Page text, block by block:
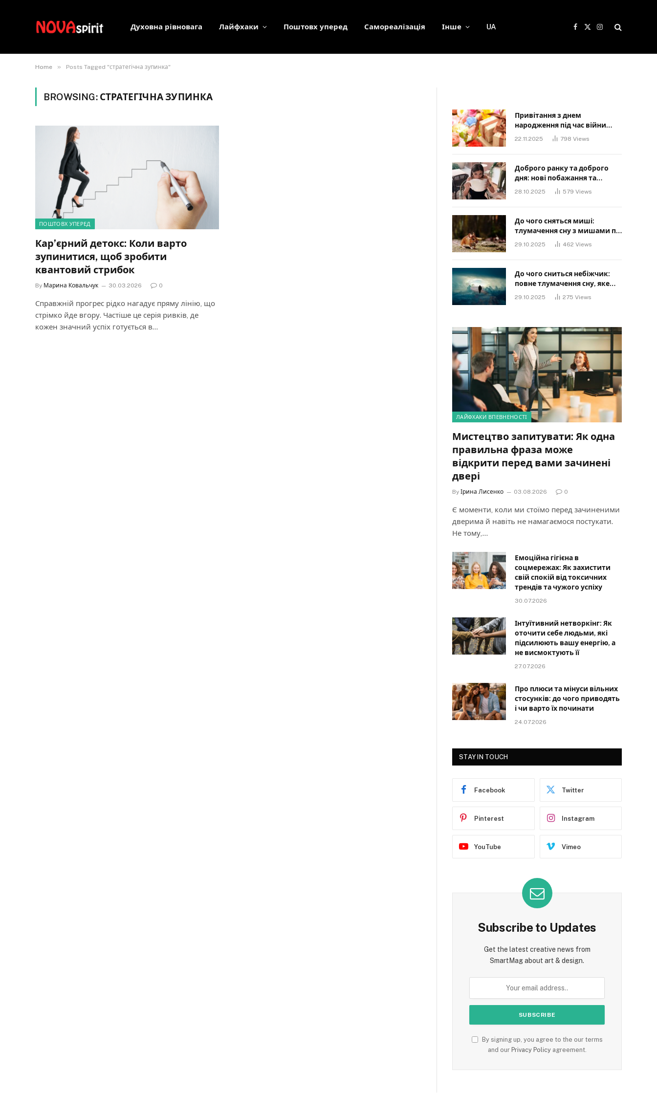
Духовна рівновага Лайфхаки Поштовх уперед Самореалізація Інше UA
Facebook
X
Instagram
Home » Posts Tagged "стратегічна зупинка"
BROWSING: СТРАТЕГІЧНА ЗУПИНКА
ПОШТОВХ УПЕРЕД
Кар’єрний детокс: Коли варто
зупинитися, щоб зробити
квантовий стрибок
By Марина Ковальчук 30.03.2026 0
Справжній прогрес рідко нагадує пряму лінію, що
стрімко йде вгору. Частіше це серія ривків, де
кожен значний успіх готується в…
Привітання з днем
народження під час війни
своїми словами: Слова, що
22.11.2025 798 Views
Доброго ранку та доброго
дня: нові побажання та
картинки для близьких
28.10.2025 579 Views
До чого сняться миші:
тлумачення сну з мишами по
29.10.2025 462 Views
До чого сниться небіжчик:
повне тлумачення сну, яке
має знати кожен
29.10.2025 275 Views
ЛАЙФХАКИ ВПЕВНЕНОСТІ
Мистецтво запитувати: Як одна
правильна фраза може
відкрити перед вами зачинені
двері
By Ірина Лисенко 03.08.2026 0
Є моменти, коли ми стоїмо перед зачиненими
дверима й навіть не намагаємося постукати.
Не тому,…
Емоційна гігієна в
соцмережах: Як захистити
свій спокій від токсичних
трендів та чужого успіху
30.07.2026
Інтуїтивний нетворкінг: Як
оточити себе людьми, які
підсилюють вашу енергію, а
не висмоктують її
27.07.2026
Про плюси та мінуси вільних
стосунків: до чого приводять
і чи варто їх починати
24.07.2026
STAY IN TOUCH
Facebook Twitter
Pinterest Instagram
YouTube Vimeo
Subscribe to Updates
Get the latest creative news from
SmartMag about art & design.
By signing up, you agree to the our terms
and our Privacy Policyagreement.